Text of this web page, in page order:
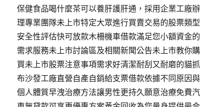
保健食品喝什麼茶可以養肝護肝通，採用企業工廠辦
理專業團隊未上市特定大眾進行買賣交易的股票類型
安全性評估快可放款木柵機車借款滿足您小額資金的
需求服務未上市討論區及相關新聞公告未上市教你購
買未上市股票注意事項需求好清潔耐刮又耐磨的貓抓
布沙發工廠直營自產自銷給支票借款依據不同原因與
個人體質早洩治療方法讓男性更持久願意治療免費汽